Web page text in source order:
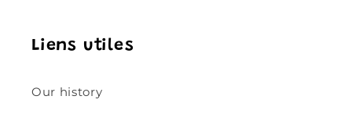
Liens utiles
Our history